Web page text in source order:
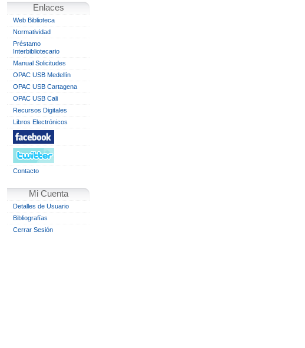
Enlaces
Web Biblioteca
Normatividad
Préstamo
Interbibliotecario
Manual Solicitudes
OPAC USB Medellín
OPAC USB Cartagena
OPAC USB Cali
Recursos Digitales
Libros Electrónicos
Contacto
Mi Cuenta
Detalles de Usuario
Bibliografías
Cerrar Sesión